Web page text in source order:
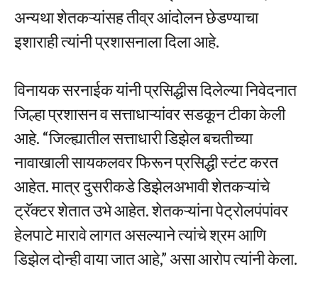
अन्यथा शेतकऱ्यांसह तीव्र आंदोलन छेडण्याचा
इशाराही त्यांनी प्रशासनाला दिला आहे.
विनायक सरनाईक यांनी प्रसिद्धीस दिलेल्या निवेदनात
जिल्हा प्रशासन व सत्ताधाऱ्यांवर सडकून टीका केली
आहे. “जिल्ह्यातील सत्ताधारी डिझेल बचतीच्या
नावाखाली सायकलवर फिरून प्रसिद्धी स्टंट करत
आहेत. मात्र दुसरीकडे डिझेलअभावी शेतकऱ्यांचे
ट्रॅक्टर शेतात उभे आहेत. शेतकऱ्यांना पेट्रोलपंपांवर
हेलपाटे मारावे लागत असल्याने त्यांचे श्रम आणि
डिझेल दोन्ही वाया जात आहे,” असा आरोप त्यांनी केला.